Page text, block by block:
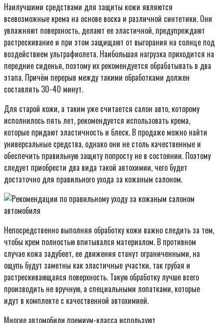
Наилучшими средствами для защиты кожи являются
всевозможные крема на основе воска и различной синтетики. Они
увлажняют поверхность, делают ее эластичной, предупреждают
растрескивание и при этом защищают от выгорания на солнце под
воздействием ультрафиолета. Наибольшая нагрузка приходится на
передние сиденья, поэтому их рекомендуется обрабатывать в два
этапа. Причём перерыв между такими обработками должен
составлять 30-40 минут.
Для старой кожи, а таким уже считается салон авто, которому
исполнилось пять лет, рекомендуется использовать крема,
которые придают эластичность и блеск. В продаже можно найти
универсальные средства, однако они не столь качественные и
обеспечить правильную защиту попросту не в состоянии. Поэтому
следует приобрести два вида такой автохимии, чего будет
достаточно для правильного ухода за кожаным салоном.
Непосредственно выполняя обработку кожи важно следить за тем,
чтобы крем полностью впитывался материалом. В противном
случае кожа задубеет, ее движения станут ограниченными, на
ощупь будут заметны как эластичные участки, так грубая и
растрескивающаяся поверхность. Такую обработку лучше всего
производить не вручную, а специальными лопатками, которые
идут в комплекте с качественной автохимией.
Многие автомобили премиум-класса используют